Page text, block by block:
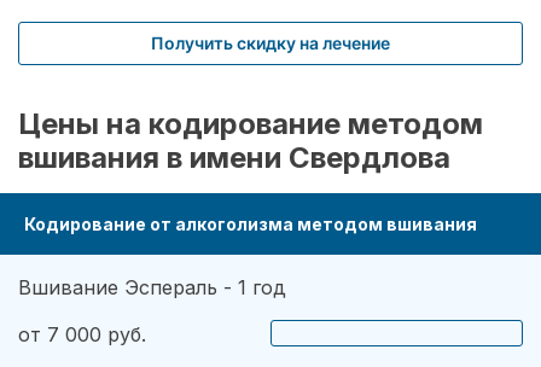
Получить скидку на лечение
Цены на кодирование методом
вшивания в имени Свердлова
Кодирование от алкоголизма методом вшивания
Вшивание Эспераль - 1 год
от 7 000 руб.